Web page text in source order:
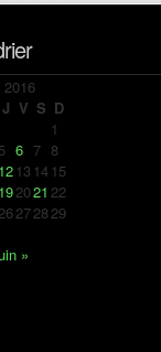
2016
J V S D
1
5 6 7 8
12 13 14 15
192021 22
272829
»